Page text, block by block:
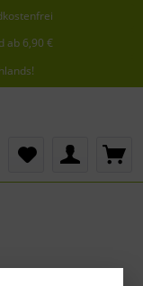
ab 6,90 €
1685286